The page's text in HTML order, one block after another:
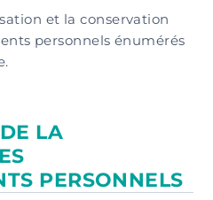
et la conservation
personnels énumérés
LA
PERSONNELS